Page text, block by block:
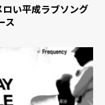
い平成ラブソング
ス